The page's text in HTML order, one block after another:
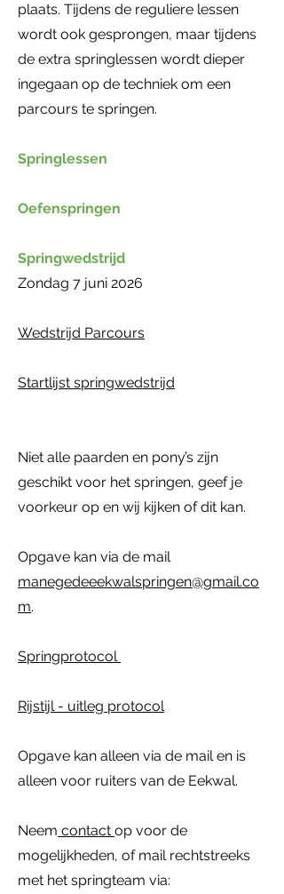
plaats. Tijdens de reguliere lessen
wordt ook gesprongen, maar tijdens
de extra springlessen wordt dieper
ingegaan op de techniek om een
parcours te springen.
Springlessen
Oefenspringen
Springwedstrijd
Zondag 7 juni 2026
Wedstrijd Parcours
Startlijst springwedstrijd
Niet alle paarden en pony’s zijn
geschikt voor het springen, geef je
voorkeur op en wij kijken of dit kan.
Opgave kan via de mail
manegedeeekwalspringen@gmail.co
m.
Springprotocol
Rijstijl - uitleg protocol
Opgave kan alleen via de mail en is
alleen voor ruiters van de Eekwal.
Neem contact op voor de
mogelijkheden, of mail rechtstreeks
met het springteam via: